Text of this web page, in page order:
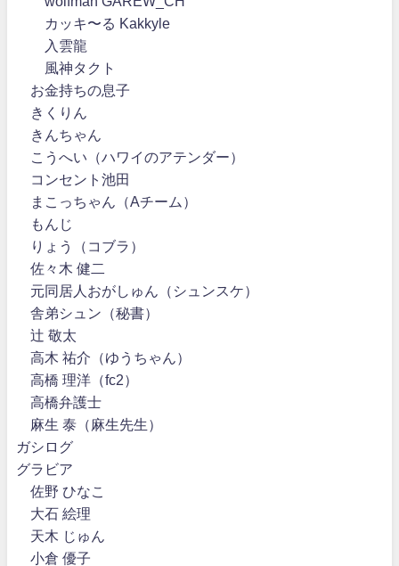
カッキ〜る Kakkyle
入雲龍
風神タクト
お金持ちの息子
きくりん
きんちゃん
こうへい（ハワイのアテンダー）
コンセント池田
まこっちゃん（Aチーム）
もんじ
りょう（コブラ）
佐々木 健二
元同居人おがしゅん（シュンスケ）
舎弟シュン（秘書）
辻 敬太
高木 祐介（ゆうちゃん）
高橋 理洋（fc2）
高橋弁護士
麻生 泰（麻生先生）
ガシログ
グラビア
佐野 ひなこ
大石 絵理
天木 じゅん
小倉 優子